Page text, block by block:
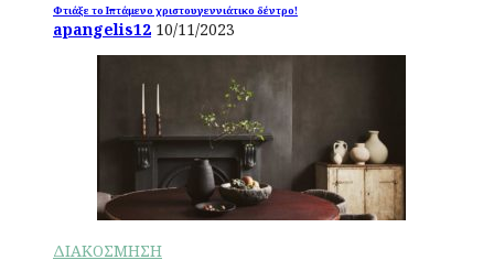
Φτιάξε το Ιπτάμενο χριστουγεννιάτικο δέντρο!
apangelis12 10/11/2023
ΔΙΑΚΟΣΜΗΣΗ